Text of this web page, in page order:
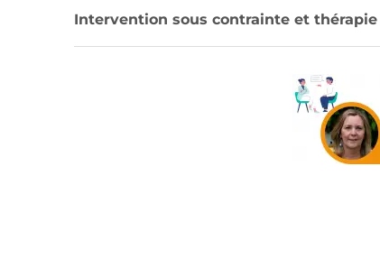
Intervention sous contrainte et thérapie